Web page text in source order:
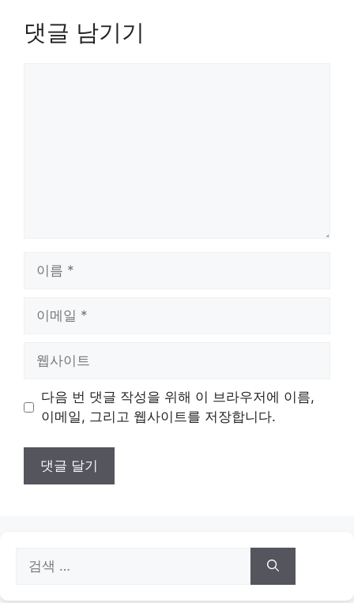
댓글 남기기
트
다음 번 댓글 작성을 위해 이 브라우저에 이름,
이메일, 그리고 웹사이트를 저장합니다.
색: